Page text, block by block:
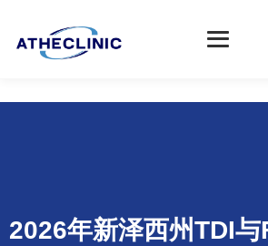
2026年新泽西州TDI